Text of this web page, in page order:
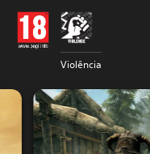
Violência